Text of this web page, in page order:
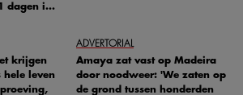
dagen in
krijgen
hele leven
ADVERTORIAL
Amaya zat vast op Madeira
door noodweer: 'We zaten op
de grond tussen honderden